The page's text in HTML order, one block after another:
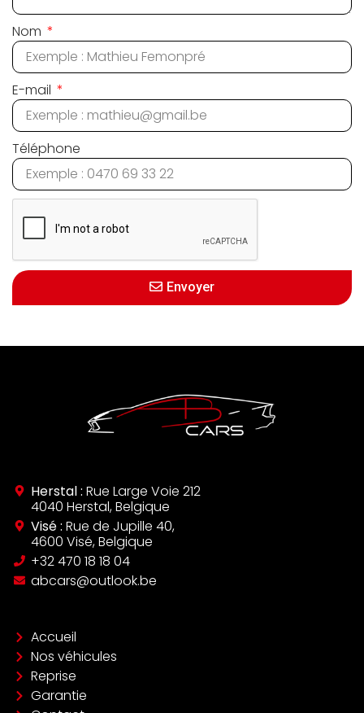
Nom
E-mail
Téléphone
Envoyer
Herstal : Rue Large Voie 212
4040 Herstal, Belgique
Visé : Rue de Jupille 40,
4600 Visé, Belgique
‪+32 470 18 18 04‬
abcars@outlook.be
Accueil
Nos véhicules
Reprise
Garantie